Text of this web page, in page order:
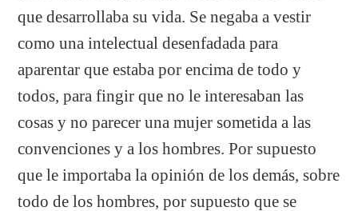
que desarrollaba su vida. Se negaba a vestir
como una intelectual desenfadada para
aparentar que estaba por encima de todo y
todos, para fingir que no le interesaban las
cosas y no parecer una mujer sometida a las
convenciones y a los hombres. Por supuesto
que le importaba la opinión de los demás, sobre
todo de los hombres, por supuesto que se